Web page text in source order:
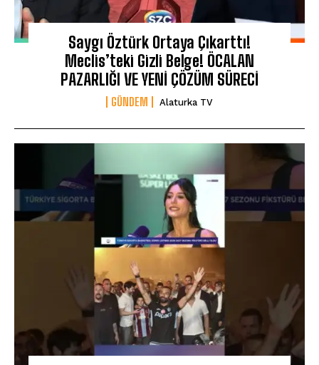
Saygı Öztürk Ortaya Çıkarttı!
Meclis’teki Gizli Belge! ÖCALAN
PAZARLIĞI VE YENİ ÇÖZÜM SÜRECİ
GÜNDEM Alaturka TV